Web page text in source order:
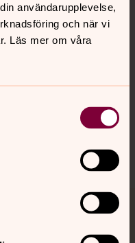
användarupplevelse,
och när vi
Läs mer om våra